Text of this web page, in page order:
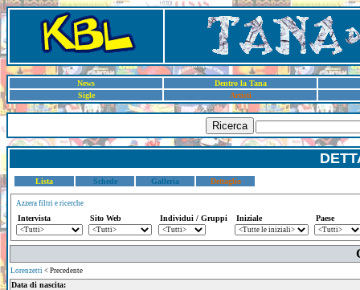
News
Dentro la Tana
Sigle
Artisti
Ricerca
Lista Schede Galleria Dettaglio
Azzera filtri e ricerche
Intervista Sito Web Individui / Gruppi Iniziale Paese
Lorenzetti < Precedente
Data di nascita: